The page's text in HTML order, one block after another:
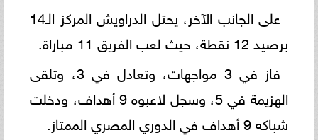
على الجانب الآخر، يحتل الدراويش المركز الـ14
برصيد 12 نقطة، حيث لعب الفريق 11 مباراة.
فاز في 3 مواجهات، وتعادل في 3، وتلقى
الهزيمة في 5، وسجل لاعبوه 9 أهداف، ودخلت
شباكه 9 أهداف في الدوري المصري الممتاز.